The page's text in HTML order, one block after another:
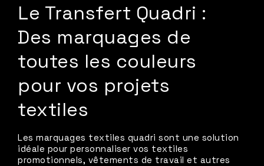
Le Transfert Quadri :
Des marquages de
toutes les couleurs
pour vos projets
textiles
Les marquages textiles quadri sont une solution
idéale pour personnaliser vos textiles
promotionnels, vêtements de travail et autres